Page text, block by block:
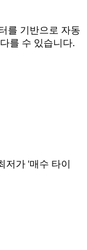
를 기반으로 자동
를 수 있습니다.
저가 '매수 타이